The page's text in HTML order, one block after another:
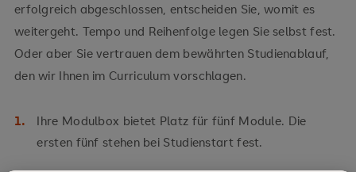
erfolgreich abgeschlossen, entscheiden Sie, womit es
weitergeht. Tempo und Reihenfolge legen Sie selbst fest.
Oder aber Sie vertrauen dem bewährten Studienablauf,
den wir Ihnen im Curriculum vorschlagen.
Ihre Modulbox bietet Platz für fünf Module. Die
ersten fünf stehen bei Studienstart fest.